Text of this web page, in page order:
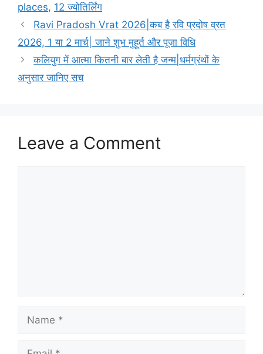
e
g
o
r
i
s
places, 12 ज्योतिर्लिंग
Ravi Pradosh Vrat 2026|कब है रवि प्रदोष व्रत
2026, 1 या 2 मार्च| जाने शुभ मुहूर्त और पूजा विधि
कलियुग में आत्मा कितनी बार लेती है जन्म|धर्मग्रंथों के
अनुसार जानिए सच
Leave a Comment